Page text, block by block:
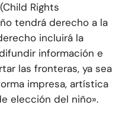
Rights
tendrá derecho a la
incluirá la
información e
las fronteras, ya sea
impresa, artística
elección del niño».